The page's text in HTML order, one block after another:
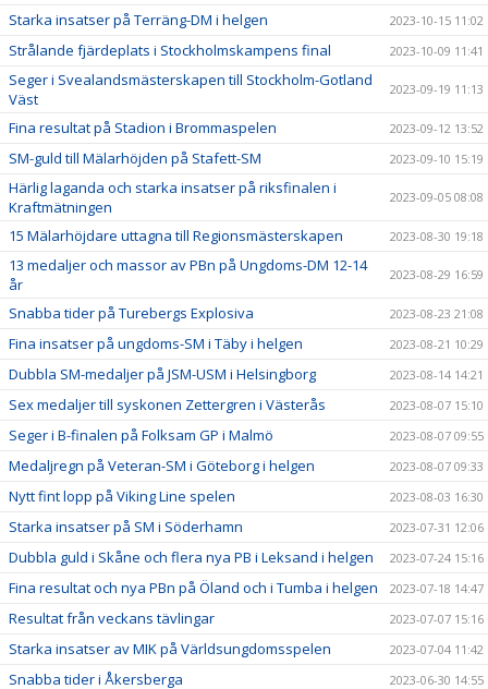
Starka insatser på Terräng-DM i helgen 2023-10-15 11:02
Strålande fjärdeplats i Stockholmskampens final 2023-10-09 11:41
Seger i Svealandsmästerskapen till Stockholm-Gotland
Väst
2023-09-19 11:13
Fina resultat på Stadion i Brommaspelen 2023-09-12 13:52
SM-guld till Mälarhöjden på Stafett-SM 2023-09-10 15:19
Härlig laganda och starka insatser på riksfinalen i
Kraftmätningen
2023-09-05 08:08
15 Mälarhöjdare uttagna till Regionsmästerskapen 2023-08-30 19:18
13 medaljer och massor av PBn på Ungdoms-DM 12-14
år
2023-08-29 16:59
Snabba tider på Turebergs Explosiva 2023-08-23 21:08
Fina insatser på ungdoms-SM i Täby i helgen 2023-08-21 10:29
Dubbla SM-medaljer på JSM-USM i Helsingborg 2023-08-14 14:21
Sex medaljer till syskonen Zettergren i Västerås 2023-08-07 15:10
Seger i B-finalen på Folksam GP i Malmö 2023-08-07 09:55
Medaljregn på Veteran-SM i Göteborg i helgen 2023-08-07 09:33
Nytt fint lopp på Viking Line spelen 2023-08-03 16:30
Starka insatser på SM i Söderhamn 2023-07-31 12:06
Dubbla guld i Skåne och flera nya PB i Leksand i helgen 2023-07-24 15:16
Fina resultat och nya PBn på Öland och i Tumba i helgen 2023-07-18 14:47
Resultat från veckans tävlingar 2023-07-07 15:16
Starka insatser av MIK på Världsungdomsspelen 2023-07-04 11:42
Snabba tider i Åkersberga 2023-06-30 14:55